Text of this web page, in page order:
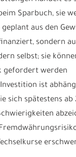
Sparbuch, sie
aus den
sondern
selbst; sie
gefordert werden
ist
sich spätestens ab